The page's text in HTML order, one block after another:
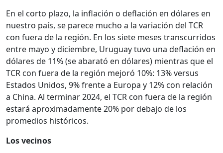
En el corto plazo, la inflación o deflación en dólares en
nuestro país, se parece mucho a la variación del TCR
con fuera de la región. En los siete meses transcurridos
entre mayo y diciembre, Uruguay tuvo una deflación en
dólares de 11% (se abarató en dólares) mientras que el
TCR con fuera de la región mejoró 10%: 13% versus
Estados Unidos, 9% frente a Europa y 12% con relación
a China. Al terminar 2024, el TCR con fuera de la región
estará aproximadamente 20% por debajo de los
promedios históricos.
Los vecinos